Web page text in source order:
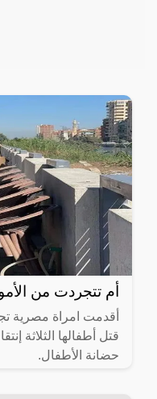
أم تتجردت من
أقدمت امراة مصرية
قتل أطفالها الثلاثة
حضانة الأطفال.